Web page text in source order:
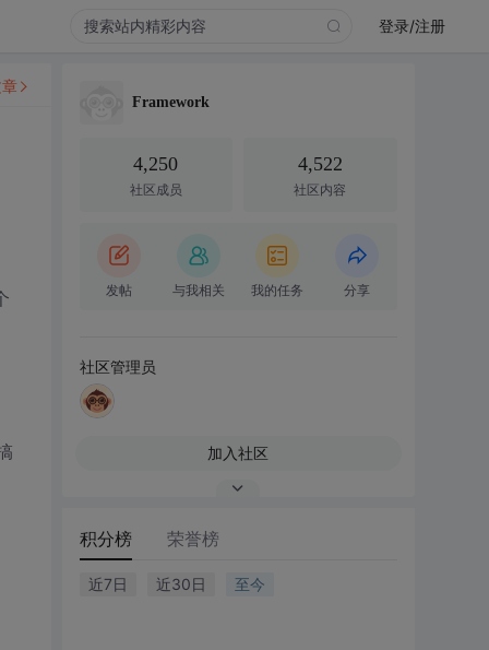
登录/注册
Framework
4,250
社区成员
4,522
社区内容
发帖 与我相关 我的任务 分享
社区管理员
加入社区
积分榜 荣誉榜
近7日 近30日 至今